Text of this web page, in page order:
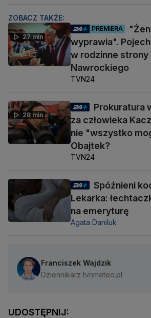
ZOBACZ TAKŻE:
27 min
PREMIERA
wyprawia".
w rodzinne strony
Nawrockiego
TVN24
28 min
Prokuratura
za człowieka
nie "wszystko
Obajtek?
TVN24
Spóźnieni
Lekarka:
na emeryturę
Agata Daniluk
Franciszek Wajdzik
Dziennikarz tvnmeteo.pl
UDOSTĘPNIJ: